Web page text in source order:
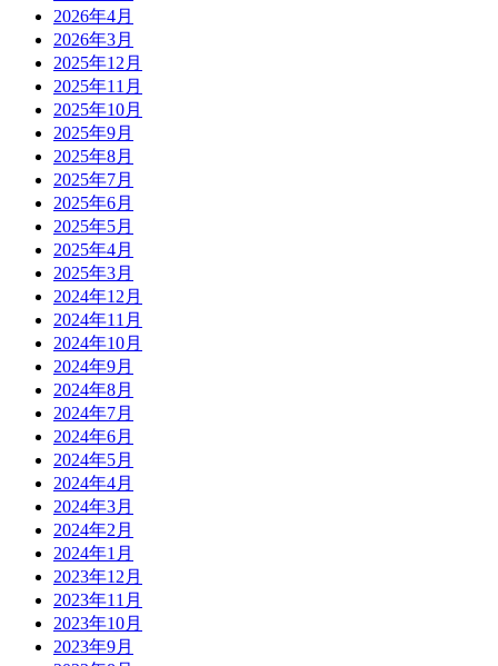
2026年4月
2026年3月
2025年12月
2025年11月
2025年10月
2025年9月
2025年8月
2025年7月
2025年6月
2025年5月
2025年4月
2025年3月
2024年12月
2024年11月
2024年10月
2024年9月
2024年8月
2024年7月
2024年6月
2024年5月
2024年4月
2024年3月
2024年2月
2024年1月
2023年12月
2023年11月
2023年10月
2023年9月